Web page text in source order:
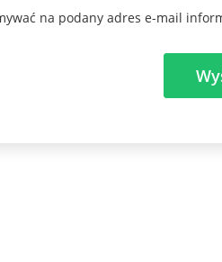
na podany adres e-mail